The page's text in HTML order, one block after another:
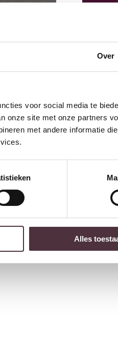
Over
voor social media te
onze site met onze partners
met andere informatie
Alles
grenen
Tower